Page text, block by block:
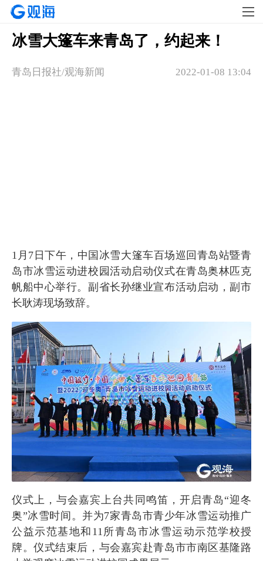
冰雪大篷车来青岛了，约起来！
2022-01-08 13:04
青岛日报社/观海新闻
1月7日下午，中国冰雪大篷车百场巡回青岛站暨青
岛市冰雪运动进校园活动启动仪式在青岛奥林匹克
帆船中心举行。副省长孙继业宣布活动启动，副市
长耿涛现场致辞。
仪式上，与会嘉宾上台共同鸣笛，开启青岛“迎冬
奥”冰雪时间。并为7家青岛市青少年冰雪运动推广
公益示范基地和11所青岛市冰雪运动示范学校授
牌。仪式结束后，与会嘉宾赴青岛市市南区基隆路